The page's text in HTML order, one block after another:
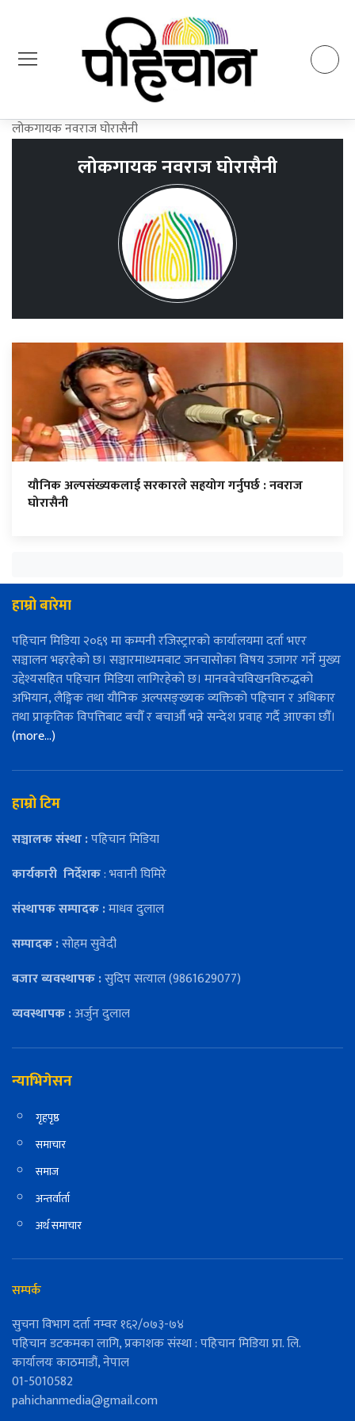
लोकगायक नवराज घोरासैनी
लोकगायक नवराज घोरासैनी
यौनिक अल्पसंख्यकलाई सरकारले सहयोग गर्नुपर्छ : नवराज
घोरासैनी
हाम्रो बारेमा
पहिचान मिडिया २०६९ मा कम्पनी रजिस्ट्रारको कार्यालयमा दर्ता भएर
सञ्चालन भइरहेको छ। सञ्चारमाध्यमबाट जनचासोका विषय उजागर गर्ने मुख्य
उद्देश्यसहित पहिचान मिडिया लागिरहेको छ। मानववेचविखनविरुद्धको
अभियान, लैङ्गिक तथा यौनिक अल्पसङ्ख्यक व्यक्तिको पहिचान र अधिकार
तथा प्राकृतिक विपत्तिबाट बचौँ र बचाऔँ भन्ने सन्देश प्रवाह गर्दै आएका छौँ।
(more…)
हाम्रो टिम
सञ्चालक संस्था :पहिचान मिडिया
कार्यकारी निर्देशक: भवानी घिमिरे
संस्थापक सम्पादक :माधव दुलाल
सम्पादक :सोहम सुवेदी
बजार ब्यवस्थापक :सुदिप सत्याल (9861629077)
व्यवस्थापक :अर्जुन दुलाल
न्याभिगेसन
गृहपृष्ठ
समाचार
समाज
अन्तर्वार्ता
अर्थ समाचार
सम्पर्क
सुचना विभाग दर्ता नम्वर १६२/०७३-७४
पहिचान डटकमका लागि, प्रकाशक संस्था : पहिचान मिडिया प्रा. लि.
कार्यालयः काठमाडौं, नेपाल
01-5010582
pahichanmedia@gmail.com